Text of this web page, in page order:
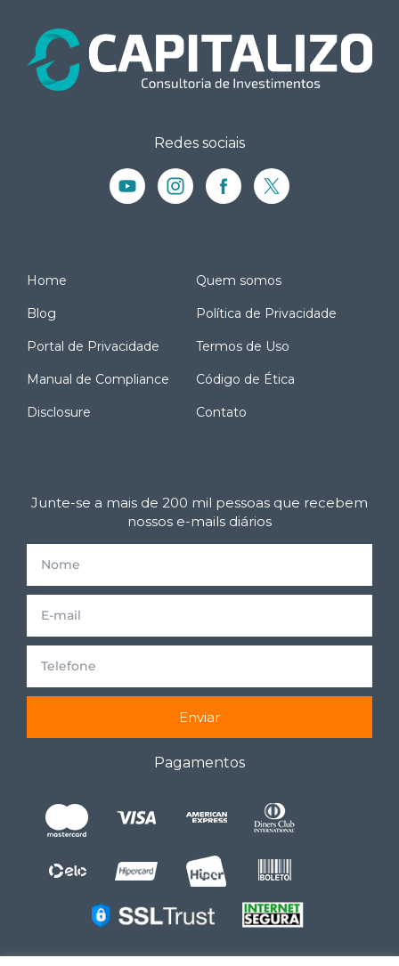
Redes sociais
Home Quem somos
Blog Política de Privacidade
Portal de Privacidade Termos de Uso
Manual de Compliance Código de Ética
Disclosure Contato
Junte-se a mais de 200 mil pessoas que recebem
nossos e-mails diários
Enviar
Pagamentos